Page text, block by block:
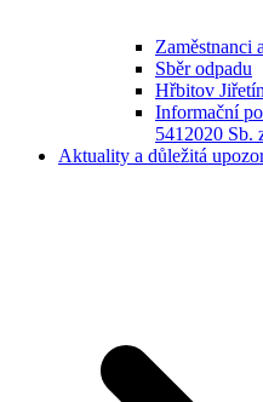
Zaměstnanci
Sběr odpadu
Hřbitov
Informační
5412020 Sb.
Aktuality a důležitá